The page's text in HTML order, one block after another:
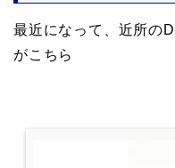
最近になって、近所の
がこちら